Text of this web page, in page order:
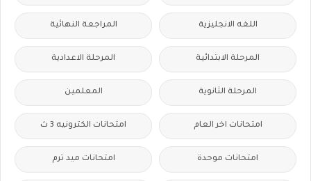
اللغه الانجليزية المراجعة النهائية
المرحلة الابتدائية المرحلة الاعدادية
المرحلة الثانوية المعلمين
امتحانات اخر العام امتحانات الكترونيه 3 ث
امتحانات موحدة امتحانات ميد ترم